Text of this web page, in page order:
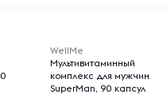
WellMe
Мультивитаминный
комплекс для мужчин
SuperMan, 90 капсул